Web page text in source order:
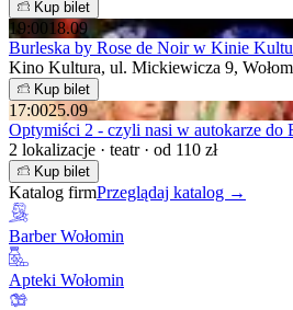
Kup bilet
19:00 18.09
Burleska by Rose de Noir w Kinie
Kino Kultura, ul. Mickiewicza 9,
Kup bilet
17:0025.09
Optymiści 2 - czyli nasi w autokarze do
2 lokalizacje · teatr · od 110 zł
Kup bilet
Katalog firmPrzeglądaj katalog →
Barber Wołomin
Apteki Wołomin